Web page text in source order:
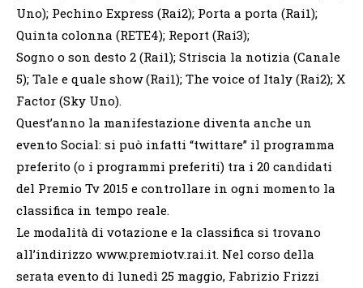
Uno); Pechino Express (Rai2); Porta a porta (Rai1);
Quinta colonna (RETE4); Report (Rai3);
Sogno o son desto 2 (Rai1); Striscia la notizia (Canale
5); Tale e quale show (Rai1); The voice of Italy (Rai2); X
Factor (Sky Uno).
Quest’anno la manifestazione diventa anche un
evento Social: si può infatti “twittare” il programma
preferito (o i programmi preferiti) tra i 20 candidati
del Premio Tv 2015 e controllare in ogni momento la
classifica in tempo reale.
Le modalità di votazione e la classifica si trovano
all’indirizzo www.premiotv.rai.it. Nel corso della
serata evento di lunedì 25 maggio, Fabrizio Frizzi